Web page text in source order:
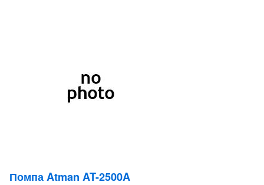
Помпа Atman AT-2500A